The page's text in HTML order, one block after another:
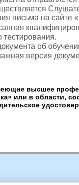
письма на сайте
тестирования.
об
версия
высшее
или в области,